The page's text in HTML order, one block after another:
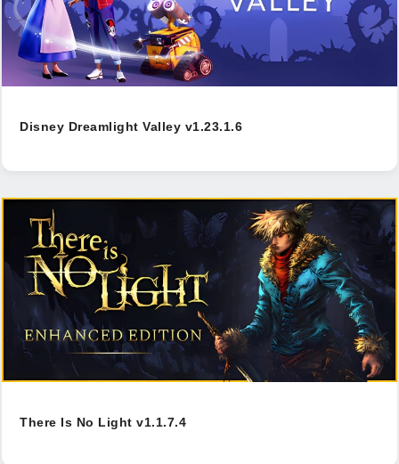
Disney Dreamlight Valley v1.23.1.6
There Is No Light v1.1.7.4